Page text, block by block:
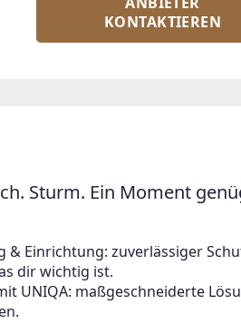
KONTAKTIEREN
Sturm. Ein Moment
& Einrichtung: zuverlässiger
dir wichtig ist.
UNIQA: maßgeschneiderte